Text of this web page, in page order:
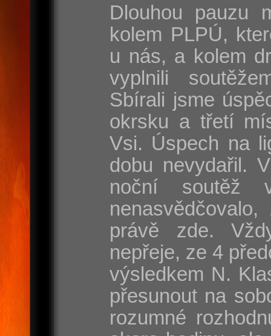
Dlouhou pauzu
kolem PLPÚ,
u nás, a kolem
vyplnili
Sbírali jsme
okrsku a třetí
Vsi. Úspech na
dobu nevydařil.
noční soutěž
právě zde.
nepřeje, ze 4
výsledkem N.
přesunout na
rozumné